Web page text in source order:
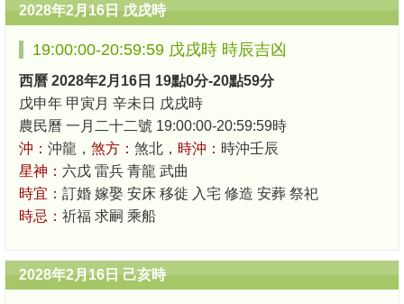
2028年2月16日 戊戌時
19:00:00-20:59:59 戊戌時 時辰吉凶
西曆 2028年2月16日 19點0分-20點59分
戊申年 甲寅月 辛未日 戊戌時
農民曆 一月二十二號 19:00:00-20:59:59時
沖： 沖龍， 煞方： 煞北， 時沖： 時沖壬辰
星神： 六戊 雷兵 青龍 武曲
時宜： 訂婚 嫁娶 安床 移徙 入宅 修造 安葬 祭祀
時忌： 祈福 求嗣 乘船
2028年2月16日 己亥時